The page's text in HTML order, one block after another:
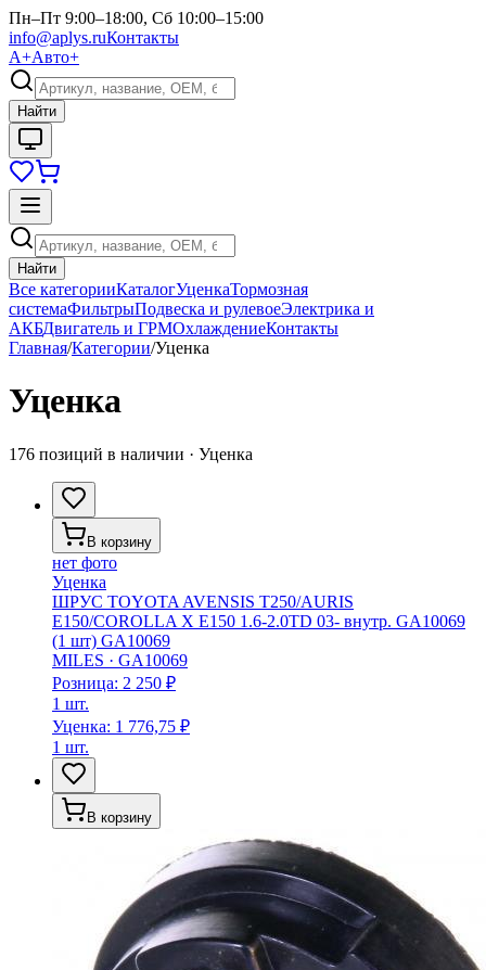
Пн–Пт 9:00–18:00, Сб 10:00–15:00
info@aplys.ruКонтакты
А+Авто+
Найти
Найти
Все категорииКаталогУценкаТормозная
системаФильтрыПодвеска и рулевоеЭлектрика и
АКБДвигатель и ГРМОхлаждениеКонтакты
Главная/Категории/Уценка
Уценка
176 позиций в наличии · Уценка
В корзину
нет фото
Уценка
ШРУС TOYOTA AVENSIS T250/AURIS
E150/COROLLA X E150 1.6-2.0TD 03- внутр. GA10069
(1 шт) GA10069
MILES · GA10069
Розница: 2 250 ₽
1 шт.
Уценка: 1 776,75 ₽
1 шт.
В корзину